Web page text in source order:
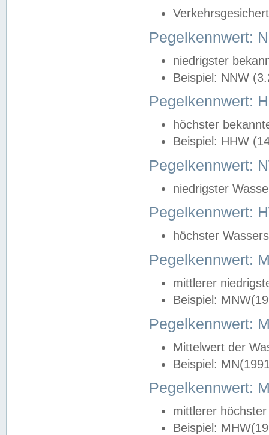
Pegelkennwert:
niedrigster
Beispiel: NNW
Pegelkennwert:
höchster
Beispiel: HHW
Pegelkennwert:
niedrigster
Pegelkennwert:
höchster
Pegelkennwert:
mittlerer
Beispiel:
Pegelkennwert:
Mittelwert der
Beispiel:
Pegelkennwert:
mittlerer
Beispiel: